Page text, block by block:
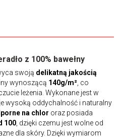
z 100% bawełny
swoją delikatną jakością
wynoszącą 140g/m² , co
leżenia. Wykonane jest w
wysoką oddychalność i naturalny
na chlor oraz posiada
100 , dzięki czemu jest wolne od
dla skóry. Dzięki wymiarom